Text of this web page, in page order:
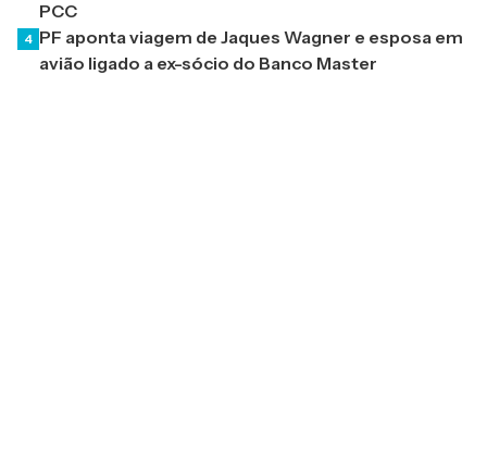
PCC
4 PF aponta viagem de Jaques Wagner e esposa em
avião ligado a ex-sócio do Banco Master